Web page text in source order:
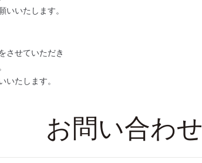
いいたします。
させていただき
いたします。
お問い合わせ